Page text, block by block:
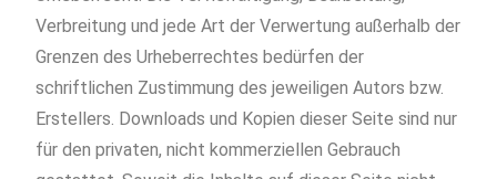
Verbreitung und jede Art der Verwertung außerhalb der
Grenzen des Urheberrechtes bedürfen der
schriftlichen Zustimmung des jeweiligen Autors bzw.
Erstellers. Downloads und Kopien dieser Seite sind nur
für den privaten, nicht kommerziellen Gebrauch